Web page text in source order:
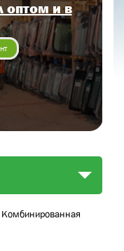
оптом и в
Комбинированная